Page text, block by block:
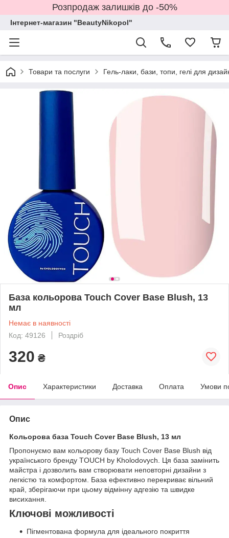
Розпродаж залишків до -50%
Інтернет-магазин "BeautyNikopol"
Товари та послуги Гель-лаки, бази, топи, гелі для
База кольорова Touch Cover Base Blush, 13
мл
Немає в наявності
Код: 49126
Роздріб
320 ₴
Опис Характеристики Доставка Оплата Умови
Опис
Кольорова база Touch Cover Base Blush, 13 мл
Пропонуємо вам кольорову базу Touch Cover Base Blush від
українського бренду TOUCH by Kholodovych. Ця база замінить
майстра і дозволить вам створювати неповторні дизайни з
легкістю та комфортом. База ефективно перекриває вільний
край, зберігаючи при цьому відмінну адгезію та швидке
висихання.
Ключові можливості
Пігментована формула для ідеального покриття